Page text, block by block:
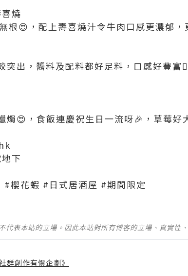
燒
根😍，配上壽喜燒汁令牛肉口感更濃郁，
出，醬料及配料都好足料，口感好豐富
燭😍，食飯連慶祝生日一流呀🎉，草莓好
下
櫻花蝦 #日式居酒屋 #期間限定
代表本站的立場。因此本站對所有博客的立場、真實性
群創作有價企劃》